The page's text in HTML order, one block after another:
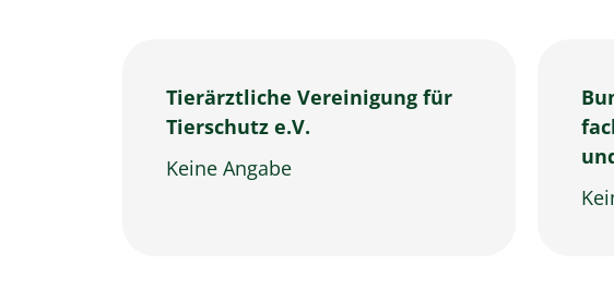
Tierärztliche Vereinigung für
Tierschutz e.V.
Keine Angabe